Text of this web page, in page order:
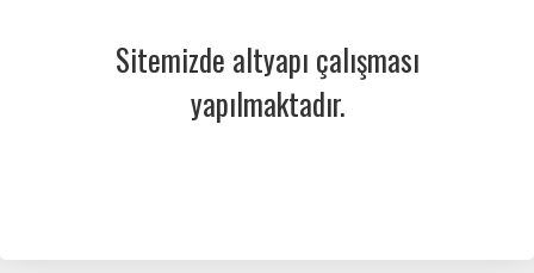
Sitemizde altyapı çalışması
yapılmaktadır.